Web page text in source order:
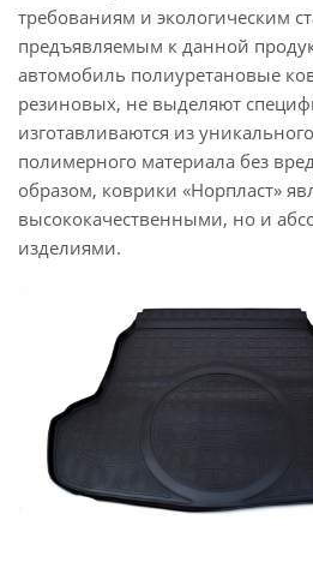
требованиям и экологическим
предъявляемым к данной
автомобиль полиуретановые
резиновых, не выделяют
изготавливаются из
полимерного материала без
образом, коврики «Норпласт»
высококачественными, но и
изделиями.